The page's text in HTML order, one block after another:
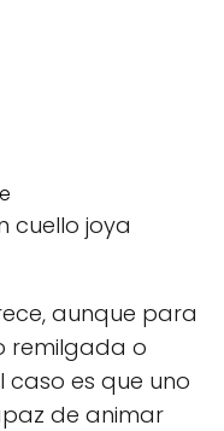
aunque para
remilgada o
es que uno
de animar